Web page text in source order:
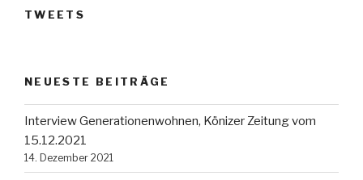
TWEETS
NEUESTE BEITRÄGE
Interview Generationenwohnen, Könizer Zeitung vom
15.12.2021
14. Dezember 2021